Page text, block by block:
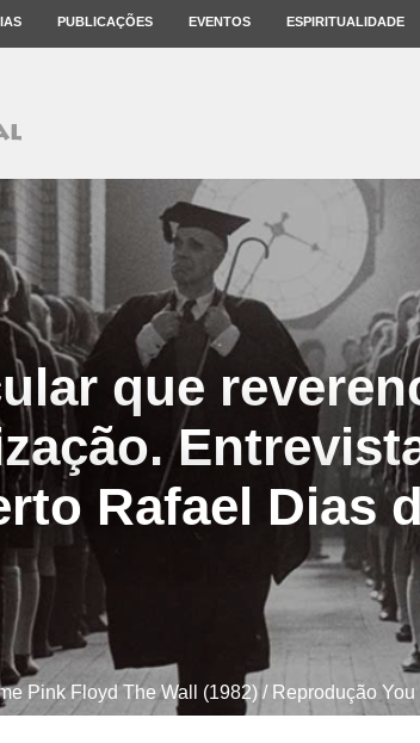
PUBLICAÇÕES EVENTOS ESPIRITUALIDADE
que
Rafael Dias
Pink Floyd The Wall (1982) / Reprodução You